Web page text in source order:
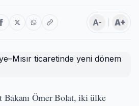
A- A+
Bakanı Ömer Bolat, iki ülke